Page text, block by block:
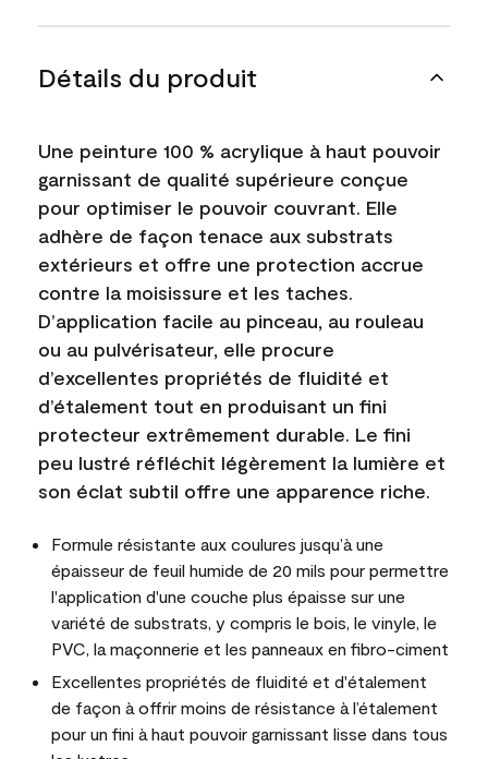
Détails du produit
Une peinture 100 % acrylique à haut pouvoir
garnissant de qualité supérieure conçue
pour optimiser le pouvoir couvrant. Elle
adhère de façon tenace aux substrats
extérieurs et offre une protection accrue
contre la moisissure et les taches.
D’application facile au pinceau, au rouleau
ou au pulvérisateur, elle procure
d’excellentes propriétés de fluidité et
d’étalement tout en produisant un fini
protecteur extrêmement durable. Le fini
peu lustré réfléchit légèrement la lumière et
son éclat subtil offre une apparence riche.
Formule résistante aux coulures jusqu’à une
épaisseur de feuil humide de 20 mils pour permettre
l'application d'une couche plus épaisse sur une
variété de substrats, y compris le bois, le vinyle, le
PVC, la maçonnerie et les panneaux en fibro-ciment
Excellentes propriétés de fluidité et d'étalement
de façon à offrir moins de résistance à l’étalement
pour un fini à haut pouvoir garnissant lisse dans tous